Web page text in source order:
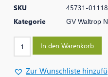
SKU
45731-
Kategorie
GV Waltrop
In den Warenkorb
Zur Wunschliste